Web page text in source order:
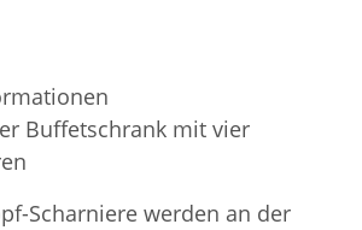
Buffetschrank mit vier
Scharniere werden an der